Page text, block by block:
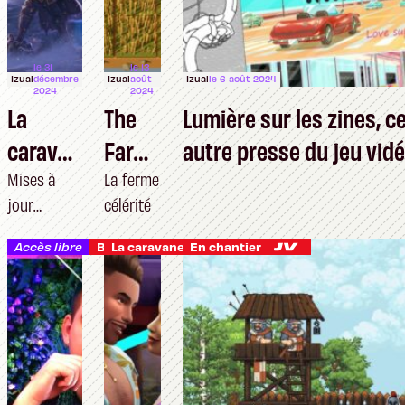
Izual
le 31
décembre
2024
La
caravan
e
patche
de
décemb
re 2024
Mises à
jour
notables et
emplâtres
sur jambes
de bois
Accès libre Bric-à-brac
Izual
le 13
août
2024
The
Farm
er
Was
Repla
ced
La ferme
célérité
Izualle 6 août 2024
Lumière sur les zines,
autre presse du jeu
La caravane patche
En chantier